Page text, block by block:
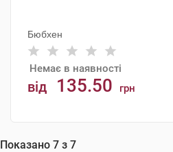
Бюбхен
Немає в наявності
від 135.50 грн
Показано 7 з 7